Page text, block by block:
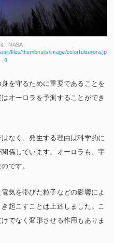
: NASA
files/thumbnails/image/colorfulaurora.jp
g
を守るために重要であることを
オーロラを予測することができ
なく、発生する理由は科学的に
係しています。オーロラも、宇
です。
気を帯びた粒子などの影響によ
起こすことは上述しました。こ
でなく変形させる作用もありま